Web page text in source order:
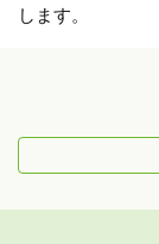
します。